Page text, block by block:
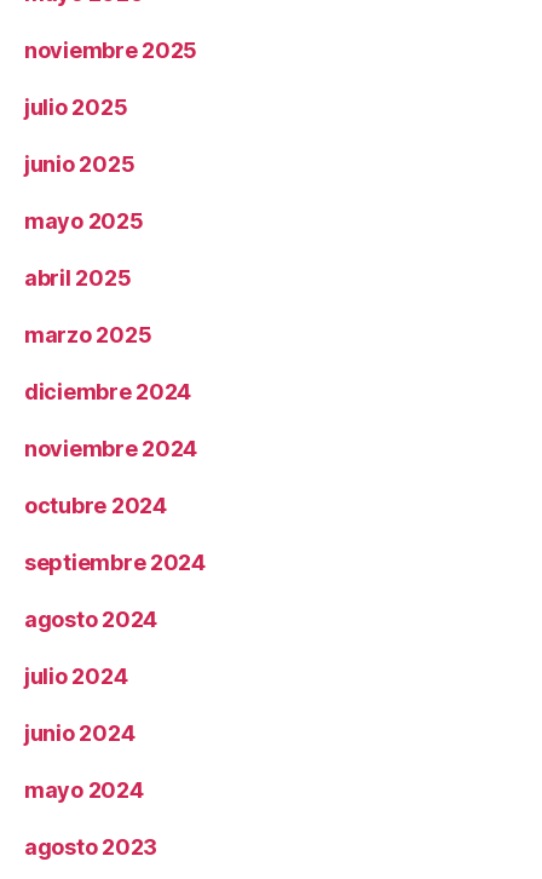
noviembre 2025
julio 2025
junio 2025
mayo 2025
abril 2025
marzo 2025
diciembre 2024
noviembre 2024
octubre 2024
septiembre 2024
agosto 2024
julio 2024
junio 2024
mayo 2024
agosto 2023